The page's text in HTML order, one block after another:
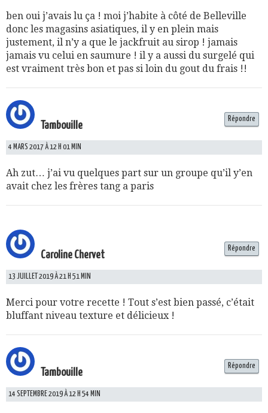
ben oui j’avais lu ça ! moi j’habite à côté de Belleville
donc les magasins asiatiques, il y en plein mais
justement, il n’y a que le jackfruit au sirop ! jamais
jamais vu celui en saumure ! il y a aussi du surgelé qui
est vraiment très bon et pas si loin du gout du frais !!
Tambouille
4 MARS 2017 À 12 H 01 MIN
Ah zut… j’ai vu quelques part sur un groupe qu’il y’en
avait chez les frères tang a paris
Répondre
Caroline Chervet
13 JUILLET 2019 À 21 H 51 MIN
Merci pour votre recette ! Tout s’est bien passé, c’était
bluffant niveau texture et délicieux !
Répondre
Tambouille
14 SEPTEMBRE 2019 À 12 H 54 MIN
Répondre